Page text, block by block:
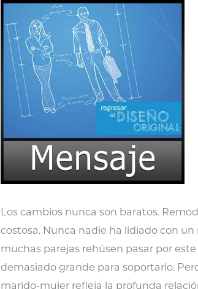
Los cambios nunca son baratos.
costosa. Nunca nadie ha lidiado con
muchas parejas rehúsen pasar por
demasiado grande para soportarlo.
marido-mujer refleja la profunda